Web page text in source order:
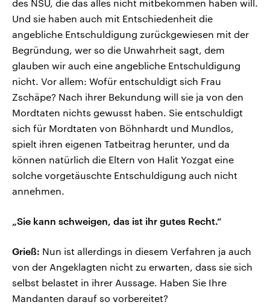
des NSU, die das alles nicht mitbekommen haben will.
Und sie haben auch mit Entschiedenheit die
angebliche Entschuldigung zurückgewiesen mit der
Begründung, wer so die Unwahrheit sagt, dem
glauben wir auch eine angebliche Entschuldigung
nicht. Vor allem: Wofür entschuldigt sich Frau
Zschäpe? Nach ihrer Bekundung will sie ja von den
Mordtaten nichts gewusst haben. Sie entschuldigt
sich für Mordtaten von Böhnhardt und Mundlos,
spielt ihren eigenen Tatbeitrag herunter, und da
können natürlich die Eltern von Halit Yozgat eine
solche vorgetäuschte Entschuldigung auch nicht
annehmen.
„Sie kann schweigen, das ist ihr gutes Recht.“
Grieß: Nun ist allerdings in diesem Verfahren ja auch
von der Angeklagten nicht zu erwarten, dass sie sich
selbst belastet in ihrer Aussage. Haben Sie Ihre
Mandanten darauf so vorbereitet?